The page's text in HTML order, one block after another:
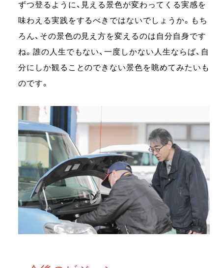
ずつ登るように、見える景色が変わってくる実感を
味わえる実践をするべきではないでしょうか。もち
ろん、その景色の見え方を変えるのは自分自身です
ね。誰の人生でもない、一度しかない人生ならば、自
分にしか観ることのできない景色を眺めてみたいも
のです。